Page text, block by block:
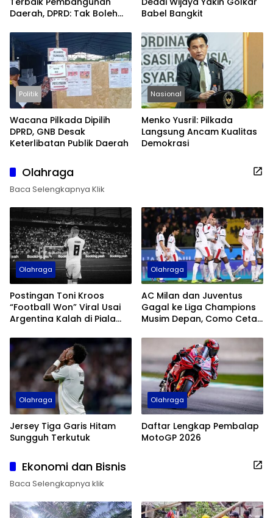
Daerah, DPRD: Tak Boleh
Babel Bangkit
Politik
Wacana Pilkada Dipilih
DPRD, GNB Desak
Keterlibatan Publik Daerah
Nasional
Menko Yusril: Pilkada
Langsung Ancam Kualitas
Demokrasi
Olahraga
Baca Selengkapnya Klik
Olahraga
Postingan Toni Kroos
“Football Won” Viral Usai
Argentina Kalah di Piala
Olahraga
AC Milan dan Juventus
Gagal ke Liga Champions
Musim Depan, Como Cetak
Olahraga
Jersey Tiga Garis Hitam
Sungguh Terkutuk
Olahraga
Daftar Lengkap Pembalap
MotoGP 2026
Ekonomi dan Bisnis
Baca Selengkapnya klik